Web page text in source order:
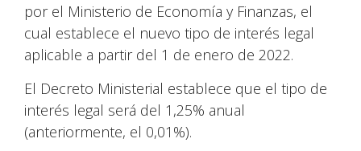
por el Ministerio de Economía y Finanzas, el
cual establece el nuevo tipo de interés legal
aplicable a partir del 1 de enero de 2022.
El Decreto Ministerial establece que el tipo de
interés legal será del 1,25% anual
(anteriormente, el 0,01%).